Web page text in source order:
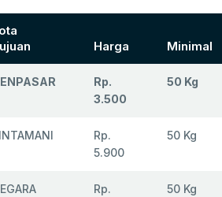
Harga Minimal
Rp.
3.500
50 Kg
Rp.
5.900
50 Kg
Rp.
50 Kg